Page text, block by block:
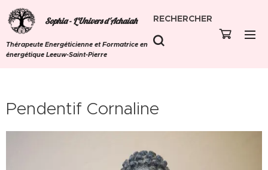
Sophia - L'Univers d'Achaiah
Thérapeute Energéticienne et Formatrice en
énergétique Leeuw-Saint-Pierre
RECHERCHER
Pendentif Cornaline